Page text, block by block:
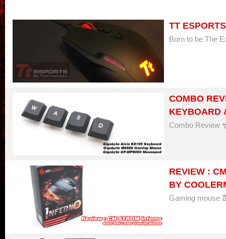
TT
Born to be The
COMBO
KEYBOARD
Combo Review
REVIEW :
BY
Gaming mouse